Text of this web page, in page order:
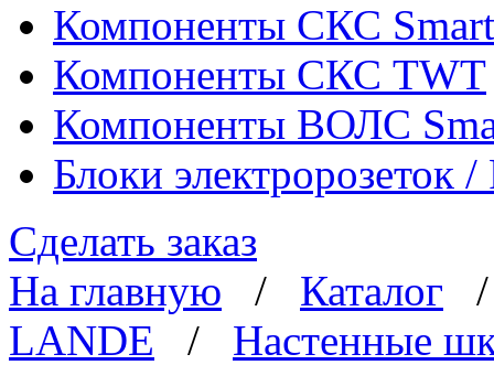
Компоненты СКС
Компоненты СКС TWT
Компоненты ВОЛС
Блоки электророзеток
Сделать заказ
На главную / Каталог
LANDE / Настенные